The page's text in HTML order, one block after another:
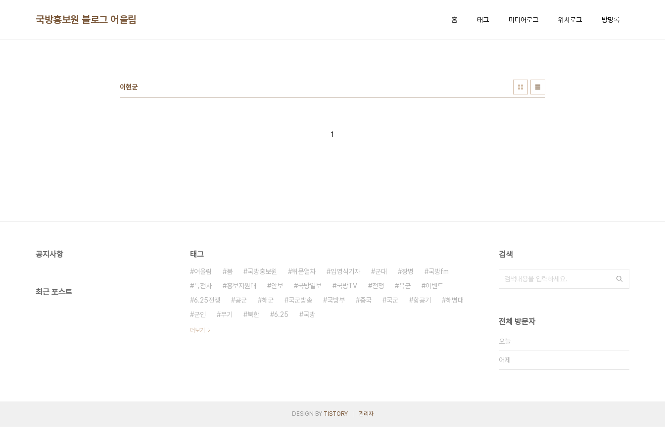
국방홍보원 블로그 어울림 홈 태그 미디어로그 위치로그 방명록
이현균
1
공지사항
최근 포스트
태그
어울림 붐 국방홍보원 위문열차 임영식기자 군대 장병
국방fm
특전사
홍보지원대 안보 국방일보 국방TV 전쟁 육군
이벤트
6.25전쟁
공군 해군 국군방송 국방부 중국 국군 항공기
해병대
군인
무기 북한 6.25 국방
더보기
검색
전체 방문자
오늘
어제
DESIGN BY TISTORY 관리자